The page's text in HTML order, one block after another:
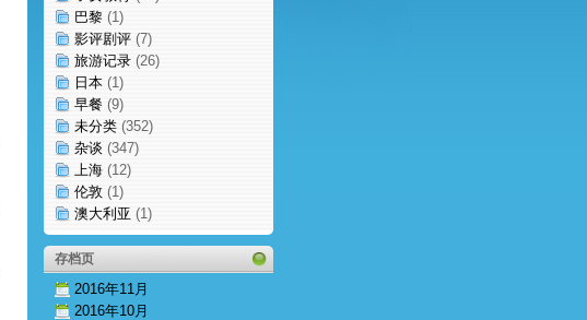
巴黎 (1)
影评剧评 (7)
旅游记录 (26)
日本 (1)
早餐 (9)
未分类 (352)
杂谈 (347)
上海 (12)
伦敦 (1)
澳大利亚 (1)
存档页
2016年11月
2016年10月